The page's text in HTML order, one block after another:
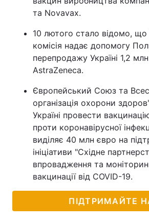
та Novavax.
10 лютого стало відомо,
комісія надає допомогу
перепродажу Україні 1,2
AstraZeneca.
Європейський Союз та
організація охорони
Україні провести
проти коронавірусної
виділяє 40 млн євро на
ініціативи "Східне
впровадження та
вакцинації від COVID-19.
ПІДТРИМАЙТЕ